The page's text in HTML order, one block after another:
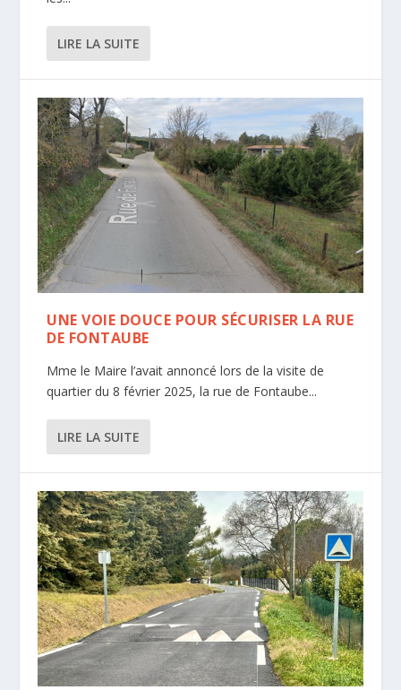
LIRE LA SUITE
UNE VOIE DOUCE POUR SÉCURISER LA RUE
DE FONTAUBE
Mme le Maire l’avait annoncé lors de la visite de
quartier du 8 février 2025, la rue de Fontaube...
LIRE LA SUITE